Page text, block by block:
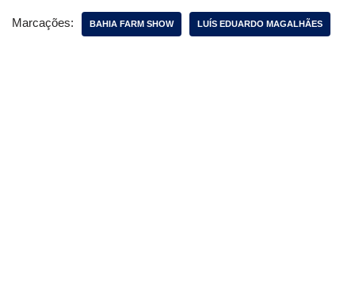
Marcações: BAHIA FARM SHOW LUÍS EDUARDO MAGALHÃES